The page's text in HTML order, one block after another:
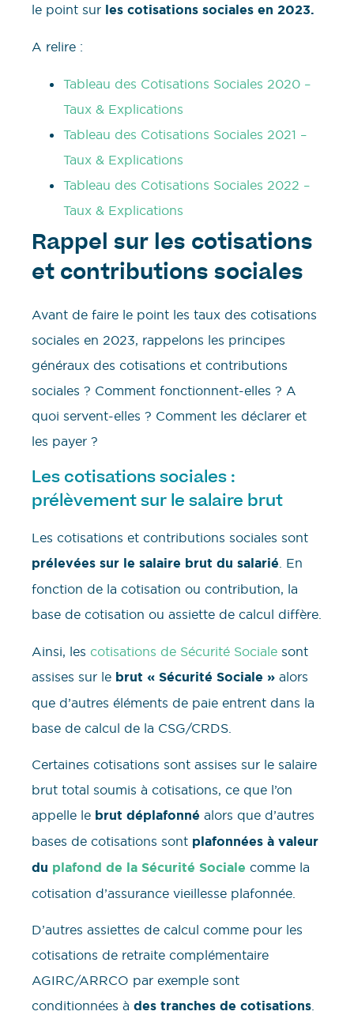
le point sur les cotisations sociales en 2023.
A relire :
Tableau des Cotisations Sociales 2020 –
Taux & Explications
Tableau des Cotisations Sociales 2021 –
Taux & Explications
Tableau des Cotisations Sociales 2022 –
Taux & Explications
Rappel sur les cotisations
et contributions sociales
Avant de faire le point les taux des cotisations
sociales en 2023, rappelons les principes
généraux des cotisations et contributions
sociales ? Comment fonctionnent-elles ? A
quoi servent-elles ? Comment les déclarer et
les payer ?
Les cotisations sociales :
prélèvement sur le salaire brut
Les cotisations et contributions sociales sont
prélevées sur le salaire brut du salarié. En
fonction de la cotisation ou contribution, la
base de cotisation ou assiette de calcul diffère.
Ainsi, les cotisations de Sécurité Sociale sont
assises sur le brut « Sécurité Sociale » alors
que d’autres éléments de paie entrent dans la
base de calcul de la CSG/CRDS.
Certaines cotisations sont assises sur le salaire
brut total soumis à cotisations, ce que l’on
appelle le brut déplafonné alors que d’autres
bases de cotisations sont plafonnées à valeur
du plafond de la Sécurité Sociale comme la
cotisation d’assurance vieillesse plafonnée.
D’autres assiettes de calcul comme pour les
cotisations de retraite complémentaire
AGIRC/ARRCO par exemple sont
conditionnées à des tranches de cotisations.